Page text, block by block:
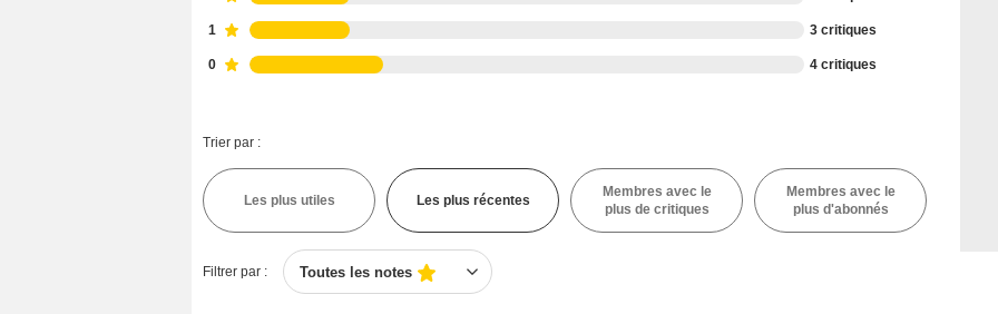
1 3 critiques
0 4 critiques
Trier par :
Les plus utiles Les plus récentes
Membres avec le
plus de critiques
Membres avec le
plus d'abonnés
Filtrer par : Toutes les notes